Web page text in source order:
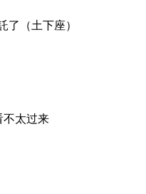
了（土下座）
不太过来